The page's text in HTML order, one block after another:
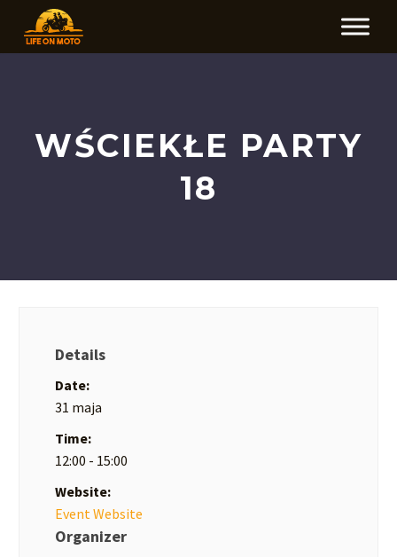
WŚCIEKŁE PARTY
18
Details
Date:
31 maja
Time:
12:00 - 15:00
Website:
Event Website
Organizer